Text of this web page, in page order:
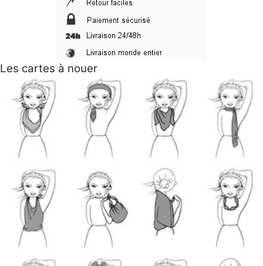
Les cartes à nouer